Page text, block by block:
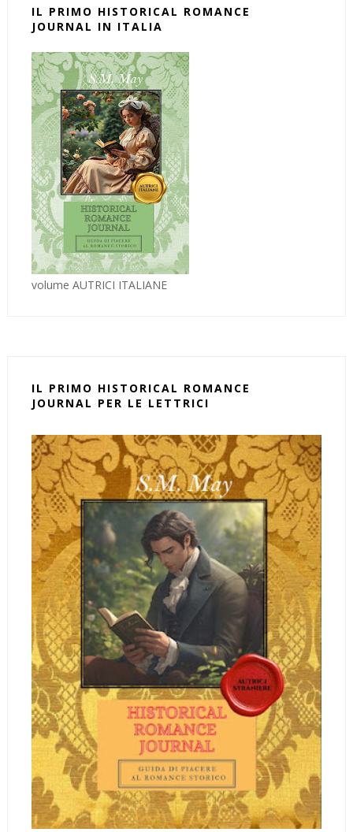
IL PRIMO HISTORICAL ROMANCE
JOURNAL IN ITALIA
volume AUTRICI ITALIANE
IL PRIMO HISTORICAL ROMANCE
JOURNAL PER LE LETTRICI